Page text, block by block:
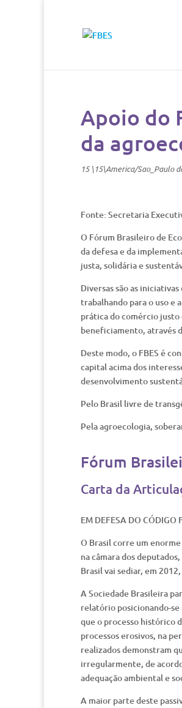
Apoio do
da
15 \15\America/Sao_Paulo
Fonte: Secretaria
O Fórum Brasileiro de
da defesa e da
justa, solidária e
Diversas são as
trabalhando para o uso e
prática do comércio
beneficiamento, através
Deste modo, o FBES é
capital acima dos
desenvolvimento
Pelo Brasil livre de
Pela agroecologia,
Fórum
Carta da
EM DEFESA DO CÓDIGO
O Brasil corre um
na câmara dos
Brasil vai sediar, em
A Sociedade Brasileira
relatório posicionando-
que o processo histórico
processos erosivos, na
realizados demonstram
irregularmente, de
adequação ambiental e
A maior parte deste